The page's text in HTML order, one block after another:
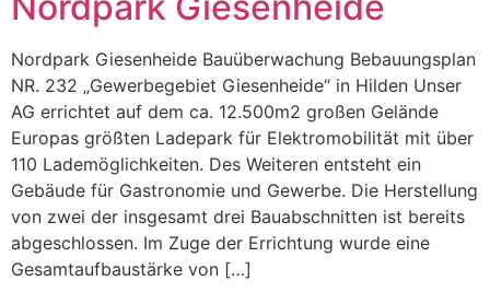
Nordpark Giesenheide Bauüberwachung Bebauungsplan
NR. 232 „Gewerbegebiet Giesenheide“ in Hilden Unser
AG errichtet auf dem ca. 12.500m2 großen Gelände
Europas größten Ladepark für Elektromobilität mit über
110 Lademöglichkeiten. Des Weiteren entsteht ein
Gebäude für Gastronomie und Gewerbe. Die Herstellung
von zwei der insgesamt drei Bauabschnitten ist bereits
abgeschlossen. Im Zuge der Errichtung wurde eine
Gesamtaufbaustärke von […]